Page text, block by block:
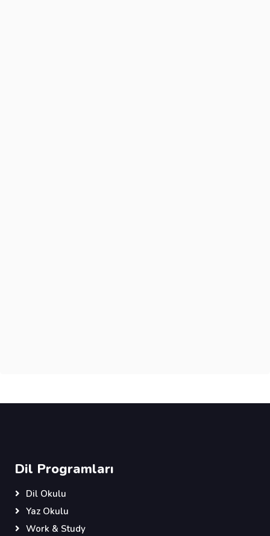
Dil Programları
Dil Okulu
Yaz Okulu
Work & Study